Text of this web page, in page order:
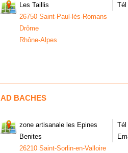
Les Taillis
26750 Saint-Paul-lès-Romans
Drôme
Rhône-Alpes
Tél
AD BACHES
zone artisanale les Epines
Benites
26210 Saint-Sorlin-en-Valloire
Tél